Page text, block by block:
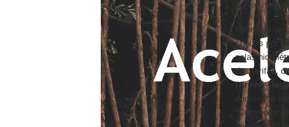
adotar
Especula-se
criadas por
pelas
das tarifas,
(Aneel)
como uma
"Como